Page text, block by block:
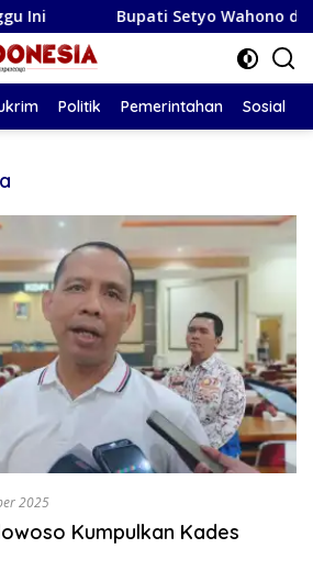
Bupati Setyo Wahono dan
Politik Pemerintahan Sosial
2025
Kumpulkan Kades